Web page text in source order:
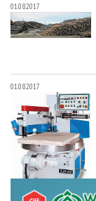
01.08.2017
01.08.2017